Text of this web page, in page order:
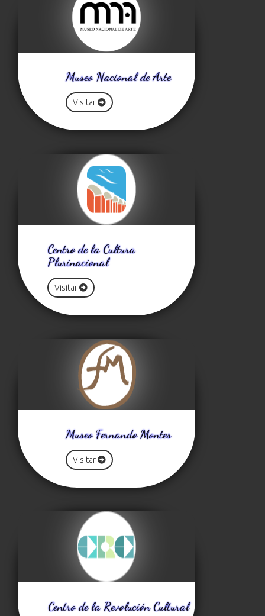
Museo Nacional de Arte
Visitar
Centro de la Cultura
Plurinacional
Visitar
Museo Fernando Montes
Visitar
Centro de la Revolución Cultural